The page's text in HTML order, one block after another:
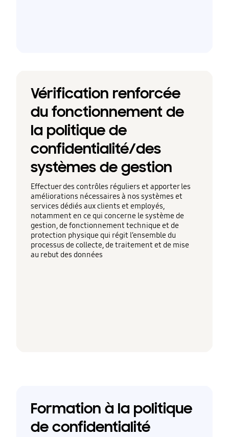
Vérification renforcée
du fonctionnement de
la politique de
confidentialité/des
systèmes de gestion
Effectuer des contrôles réguliers et apporter les
améliorations nécessaires à nos systèmes et
services dédiés aux clients et employés,
notamment en ce qui concerne le système de
gestion, de fonctionnement technique et de
protection physique qui régit l’ensemble du
processus de collecte, de traitement et de mise
au rebut des données
Formation à la politique
de confidentialité